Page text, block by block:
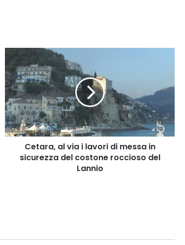
Cetara,
al
via
i
lavori
di
messa
in
sicurezza
costone
Cetara, al via i lavori di messa in
sicurezza del costone roccioso del
Lannio